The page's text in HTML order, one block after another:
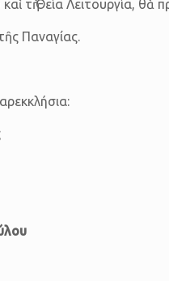
Θεία Λειτουργία, θὰ
Παναγίας.